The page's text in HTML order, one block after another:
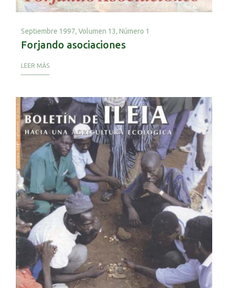
Septiembre 1997, Volumen 13, Número 1
Forjando asociaciones
LEER MÁS